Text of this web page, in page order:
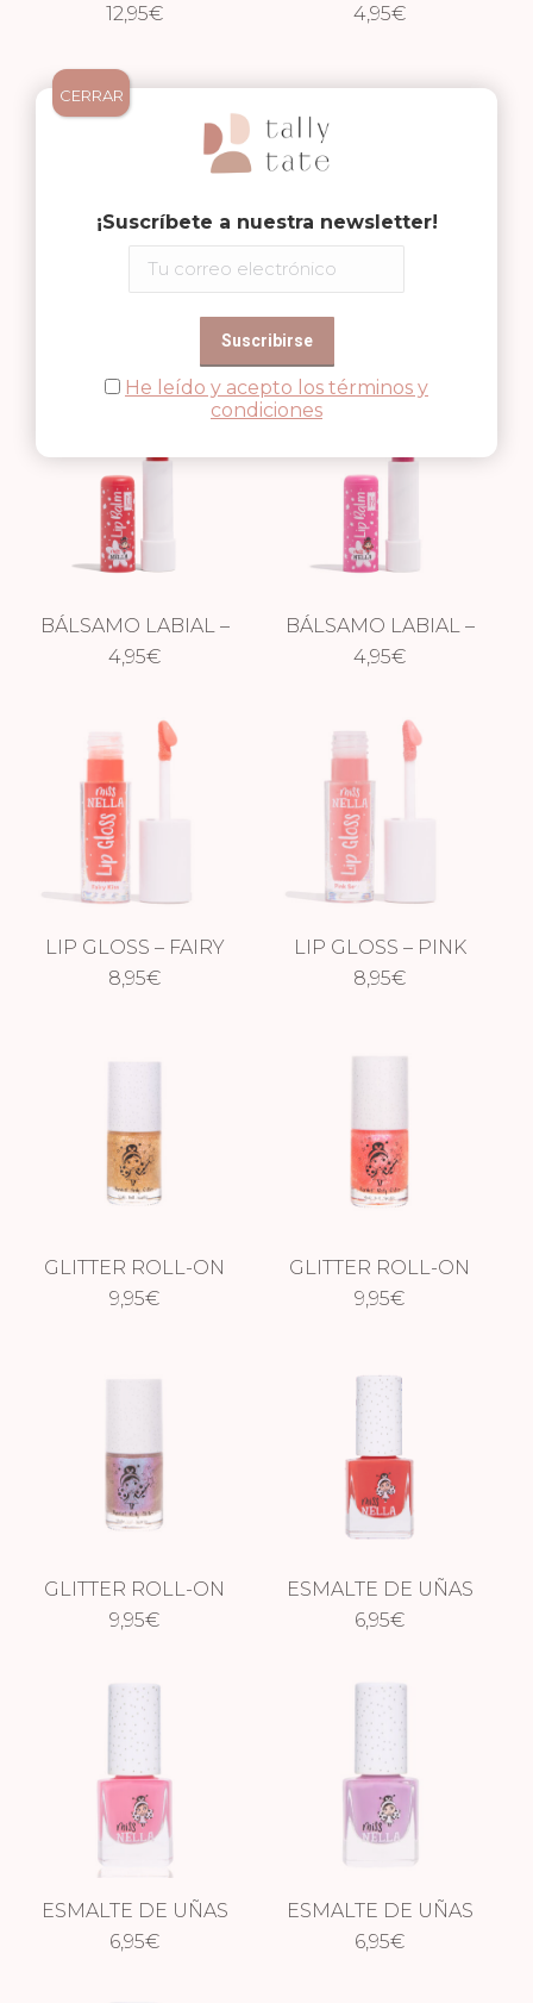
MEJILLAS –
12,95€ BUTTER CHEEKS
4,95€
HONEY BUNNY
BÁLSAMO LABIAL –
LUVVY WUVVY
4,95€
BÁLSAMO LABIAL –
SUGAR PLUM
4,95€
LIP GLOSS – FAIRY
KISS
8,95€
LIP GLOSS – PINK
SECRET
8,95€
GLITTER ROLL-ON
– ASTROGLOW
9,95€
GLITTER ROLL-ON
– PLANET PINK
9,95€
GLITTER ROLL-ON
– SUPERNOVA
9,95€
ESMALTE DE UÑAS
– STRAWBERRY N
6,95€
ESMALTE DE UÑAS
– PINK A BOO
6,95€
ESMALTE DE UÑAS
– BUBBLE GUM
6,95€
¡Suscríbete a nuestra newsletter!
He leído y acepto los términos y
condiciones
CERRAR